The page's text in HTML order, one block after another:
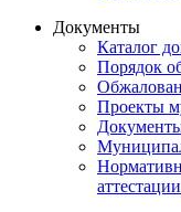
Документы
Каталог
Порядок
Проекты
аттестации